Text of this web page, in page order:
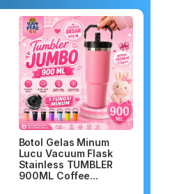
Botol Gelas Minum
Lucu Vacuum Flask
Stainless TUMBLER
900ML Coffee...